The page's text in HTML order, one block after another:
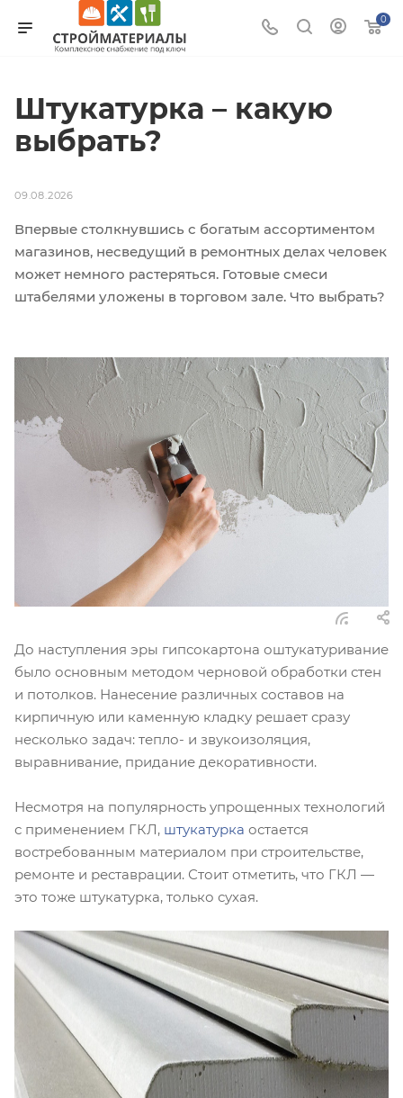
0
Штукатурка – какую
выбрать?
09.08.2026
Впервые столкнувшись с богатым ассортиментом
магазинов, несведущий в ремонтных делах человек
может немного растеряться. Готовые смеси
штабелями уложены в торговом зале. Что выбрать?
До наступления эры гипсокартона оштукатуривание
было основным методом черновой обработки стен
и потолков. Нанесение различных составов на
кирпичную или каменную кладку решает сразу
несколько задач: тепло- и звукоизоляция,
выравнивание, придание декоративности.
Несмотря на популярность упрощенных технологий
с применением ГКЛ, штукатурка остается
востребованным материалом при строительстве,
ремонте и реставрации. Стоит отметить, что ГКЛ —
это тоже штукатурка, только сухая.